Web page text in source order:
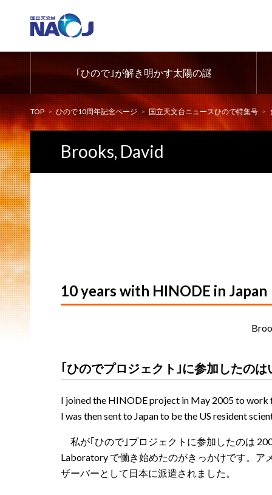
｢ひので｣が解き明かす太陽の謎
TOP ひので10周年記念ページ 国立天文台ニュースひので特集号
Brooks, David
10 years with HINODE in Japan
｢ひのでプロジェクト｣に参加したのは
I joined the HINODE project in May 2005 to work
I was then sent to Japan to be the US resident
私が｢ひので｣プロジェクトに参加したのは
Laboratory で働き始めたのがきっかけです。ア
ザーバーとして日本に派遣されました。